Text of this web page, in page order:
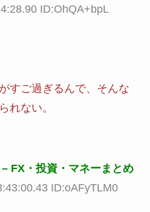
ID:OhQA+bpL
すご過ぎるんで、そんな
れない。
FX・投資・マネーまとめ
ID:oAFyTLM0